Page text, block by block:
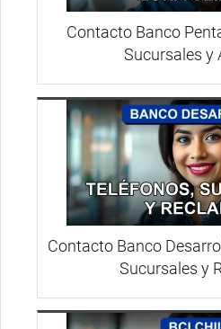
Contacto Banco
Sucursales y
Contacto Banco
Sucursales y